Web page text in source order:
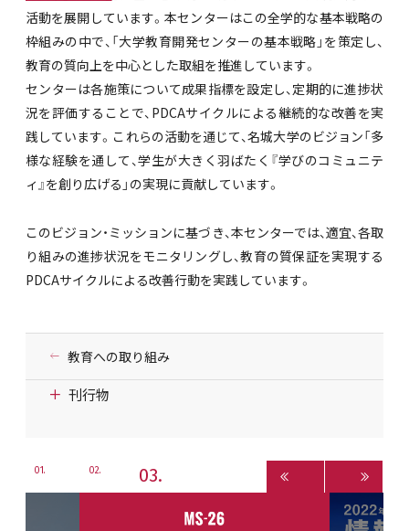
活動を展開しています。本センターはこの全学的な基本戦略の
枠組みの中で、「大学教育開発センターの基本戦略」を策定し、
教育の質向上を中心とした取組を推進しています。
センターは各施策について成果指標を設定し、定期的に進捗状
況を評価することで、PDCAサイクルによる継続的な改善を実
践しています。これらの活動を通じて、名城大学のビジョン「多
様な経験を通して、学生が大きく羽ばたく『学びのコミュニテ
ィ』を創り広げる」の実現に貢献しています。
このビジョン・ミッションに基づき、本センターでは、適宜、各取
り組みの進捗状況をモニタリングし、教育の質保証を実現する
PDCAサイクルによる改善行動を実践しています。
教育への取り組み
刊行物
1 2 3